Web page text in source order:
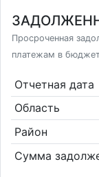
Просроченная
платежам в
Отчетная дата
Область
Район
Сумма